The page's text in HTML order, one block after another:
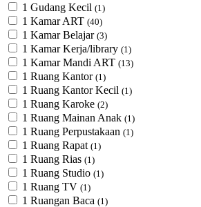
1 Gudang Kecil (1)
1 Kamar ART (40)
1 Kamar Belajar (3)
1 Kamar Kerja/library (1)
1 Kamar Mandi ART (13)
1 Ruang Kantor (1)
1 Ruang Kantor Kecil (1)
1 Ruang Karoke (2)
1 Ruang Mainan Anak (1)
1 Ruang Perpustakaan (1)
1 Ruang Rapat (1)
1 Ruang Rias (1)
1 Ruang Studio (1)
1 Ruang TV (1)
1 Ruangan Baca (1)